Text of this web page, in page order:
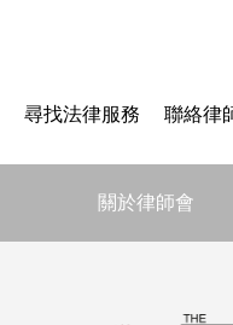
尋找法律服務 聯絡律
關於律師會